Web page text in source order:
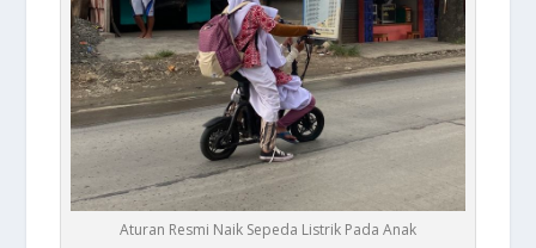
Aturan Resmi Naik Sepeda Listrik Pada Anak